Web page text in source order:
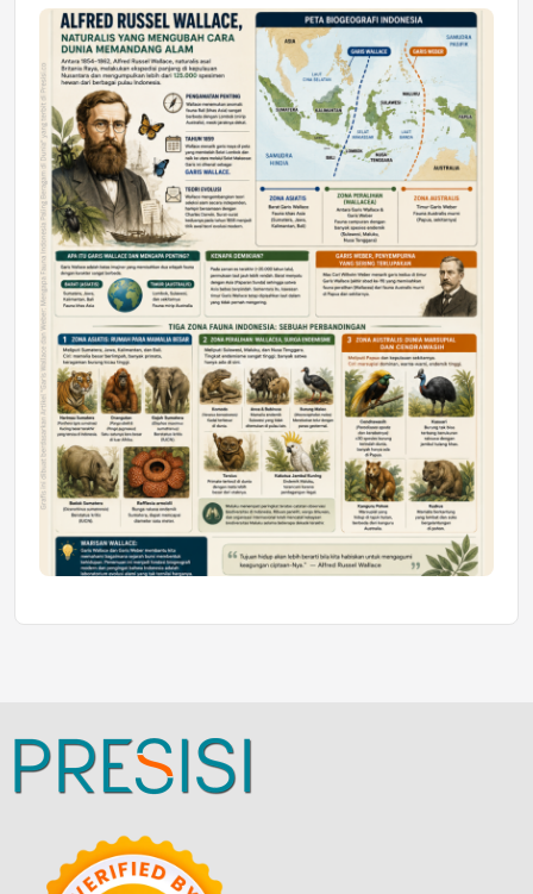
Jumat, 17 Jul 2026 22:30
DAERAH
Astra Motor Kalimantan Timur 2 Dukung
Mahasiswa Samarinda dalam Astra
Honda SDGs Future Leaders 2026
Jumat, 10 Jul 2026 19:01